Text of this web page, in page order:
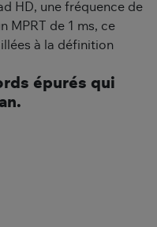
HD, une fréquence de
MPRT de 1 ms, ce
à la définition
épurés qui